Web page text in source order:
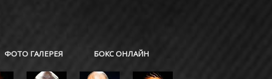
ФОТО ГАЛЕРЕЯ БОКС ОНЛАЙН